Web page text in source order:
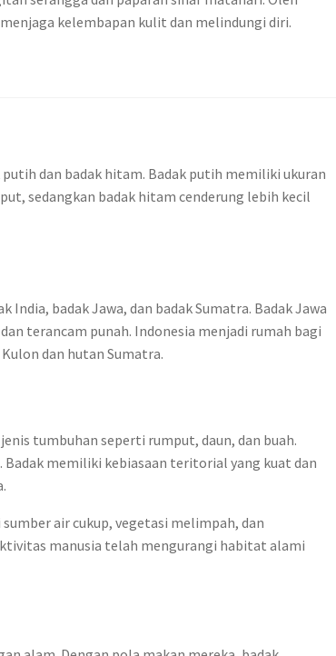
kelembapan kulit dan melindungi diri.
dan badak hitam. Badak putih memiliki ukuran
sedangkan badak hitam cenderung lebih kecil
badak Jawa, dan badak Sumatra. Badak Jawa
terancam punah. Indonesia menjadi rumah bagi
dan hutan Sumatra.
tumbuhan seperti rumput, daun, dan buah.
Badak memiliki kebiasaan teritorial yang kuat dan
air cukup, vegetasi melimpah, dan
manusia telah mengurangi habitat alami